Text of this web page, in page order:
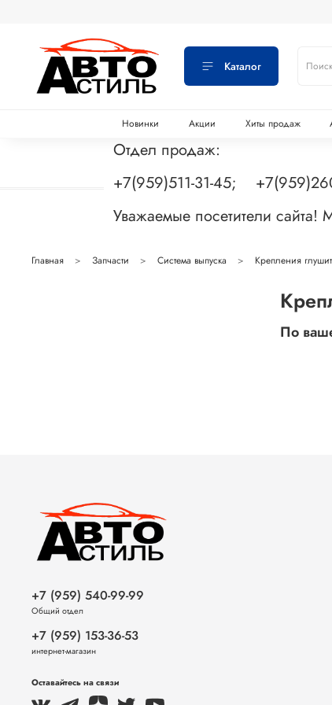
Каталог
Новинки Акции Хиты продаж
Отдел продаж:
+7(959)511-31-45;
Уважаемые посетители
Главная Запчасти Система выпуска Крепления
По
+7 (959) 540-99-99
Общий отдел
+7 (959) 153-36-53
интернет-магазин
Оставайтесь на связи